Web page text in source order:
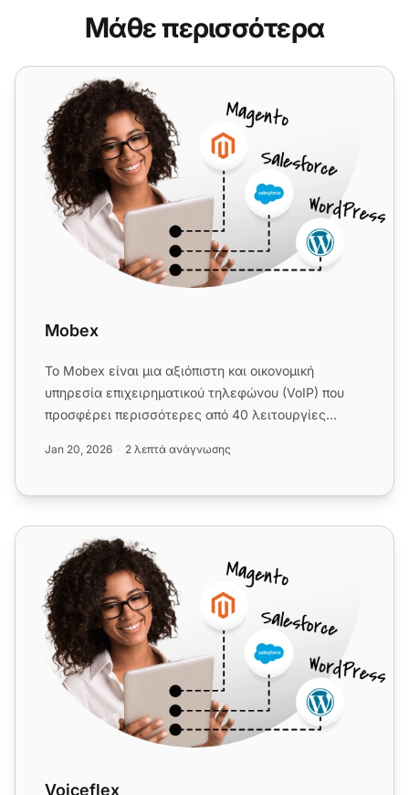
Μάθε περισσότερα
Mobex
Mobex
Το Mobex είναι μια αξιόπιστη και οικονομική
υπηρεσία επιχειρηματικού τηλεφώνου (VoIP) που
προσφέρει περισσότερες από 40 λειτουργίες
Jan 20, 2026 2 λεπτά ανάγνωσης
Voiceflex
Voiceflex